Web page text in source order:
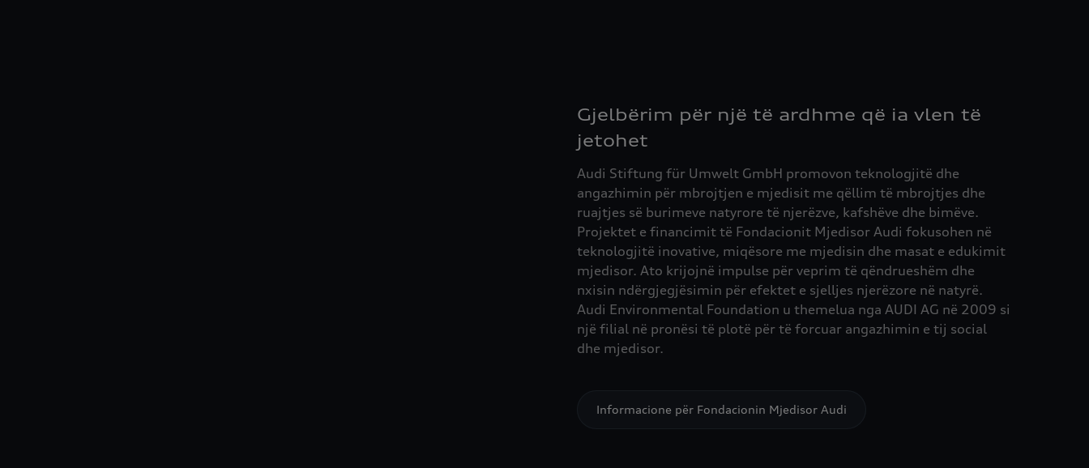
Gjelbërim për një të ardhme që ia vlen të
jetohet
Audi Stiftung für Umwelt GmbH promovon teknologjitë dhe
angazhimin për mbrojtjen e mjedisit me qëllim të mbrojtjes dhe
ruajtjes së burimeve natyrore të njerëzve, kafshëve dhe bimëve.
Projektet e financimit të Fondacionit Mjedisor Audi fokusohen në
teknologjitë inovative, miqësore me mjedisin dhe masat e edukimit
mjedisor. Ato krijojnë impulse për veprim të qëndrueshëm dhe
nxisin ndërgjegjësimin për efektet e sjelljes njerëzore në natyrë.
Audi Environmental Foundation u themelua nga AUDI AG në 2009 si
një filial në pronësi të plotë për të forcuar angazhimin e tij social
dhe mjedisor.
Informacione për Fondacionin Mjedisor Audi